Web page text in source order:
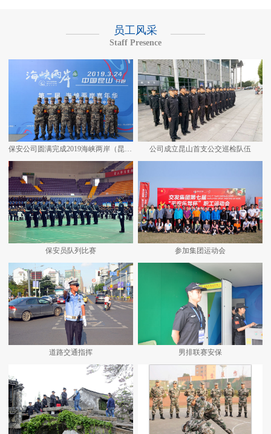
员工风采
Staff Presence
公司成立昆山首支公交巡检队伍
保安员队列比赛 参加集团运动会
道路交通指挥 男排联赛安保